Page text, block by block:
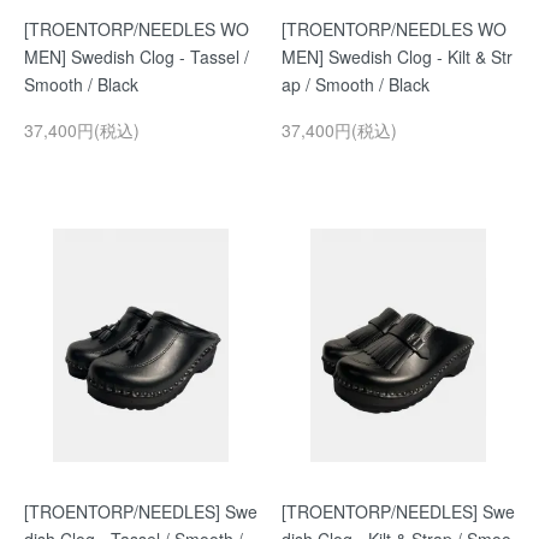
[TROENTORP/NEEDLES WO
MEN] Swedish Clog - Tassel /
Smooth / Black
37,400円(税込)
[TROENTORP/NEEDLES WO
MEN] Swedish Clog - Kilt & Str
ap / Smooth / Black
37,400円(税込)
[TROENTORP/NEEDLES] Swe
[TROENTORP/NEEDLES] Swe